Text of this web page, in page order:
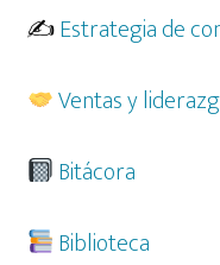
✍️Estrategia de
Ventas y
Bitácora
Biblioteca